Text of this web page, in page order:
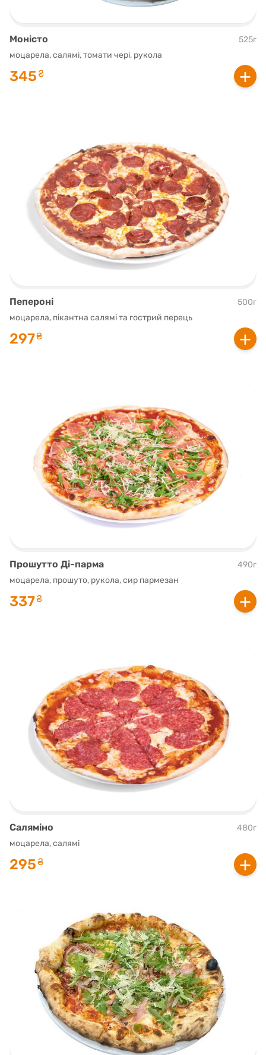
Моністо
525г
моцарела, салямі, томати чері, рукола
345₴ +
Пепероні
500г
моцарела, пікантна салямі та гострий перець
297₴ +
Прошутто Ді-парма
490г
моцарела, прошуто, рукола, сир пармезан
337₴ +
Саляміно
480г
моцарела, салямі
295₴ +